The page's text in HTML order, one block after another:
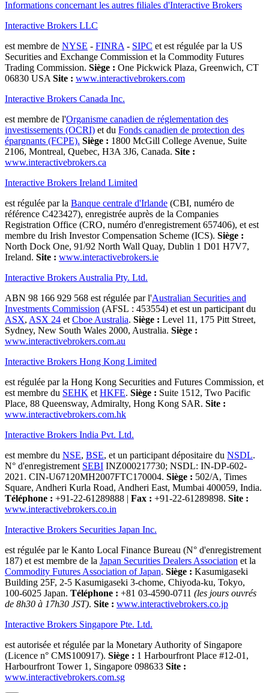
Informations concernant les autres filiales d'Interactive Brokers
Interactive Brokers LLC
est membre de NYSE - FINRA - SIPC et est régulée par la US
Securities and Exchange Commission et la Commodity Futures
Trading Commission. Siège : One Pickwick Plaza, Greenwich, CT
06830 USA Site : www.interactivebrokers.com
Interactive Brokers Canada Inc.
est membre de l'Organisme canadien de réglementation des
investissements (OCRI) et du Fonds canadien de protection des
épargnants (FCPE). Siège : 1800 McGill College Avenue, Suite
2106, Montreal, Quebec, H3A 3J6, Canada. Site :
www.interactivebrokers.ca
Interactive Brokers Ireland Limited
est régulée par la Banque centrale d'Irlande (CBI, numéro de
référence C423427), enregistrée auprès de la Companies
Registration Office (CRO, numéro d'enregistrement 657406), et est
membre du Irish Investor Compensation Scheme (ICS). Siège :
North Dock One, 91/92 North Wall Quay, Dublin 1 D01 H7V7,
Ireland. Site : www.interactivebrokers.ie
Interactive Brokers Australia Pty. Ltd.
ABN 98 166 929 568 est régulée par l'Australian Securities and
Investments Commission (AFSL : 453554) et est un participant du
ASX, ASX 24 et Cboe Australia. Siège : Level 11, 175 Pitt Street,
Sydney, New South Wales 2000, Australia. Siège :
www.interactivebrokers.com.au
Interactive Brokers Hong Kong Limited
est régulée par la Hong Kong Securities and Futures Commission, et
est membre du SEHK et HKFE. Siège : Suite 1512, Two Pacific
Place, 88 Queensway, Admiralty, Hong Kong SAR. Site :
www.interactivebrokers.com.hk
Interactive Brokers India Pvt. Ltd.
est membre du NSE, BSE, et un participant dépositaire du NSDL.
N° d'enregistrement SEBI INZ000217730; NSDL: IN-DP-602-
2021. CIN-U67120MH2007FTC170004. Siège : 502/A, Times
Square, Andheri Kurla Road, Andheri East, Mumbai 400059, India.
Téléphone : +91-22-61289888 | Fax : +91-22-61289898. Site :
www.interactivebrokers.co.in
Interactive Brokers Securities Japan Inc.
est régulée par le Kanto Local Finance Bureau (N° d'enregistrement
187) et est membre de la Japan Securities Dealers Association et la
Commodity Futures Association of Japan. Siège : Kasumigaseki
Building 25F, 2-5 Kasumigaseki 3-chome, Chiyoda-ku, Tokyo,
100-6025 Japan. Téléphone : +81 03-4590-0711 (les jours ouvrés
de 8h30 à 17h30 JST). Site : www.interactivebrokers.co.jp
Interactive Brokers Singapore Pte. Ltd.
est autorisée et régulée par la Monetary Authority of Singapore
(Licence n° CMS100917). Siège : 1 Harbourfront Place #12-01,
Harbourfront Tower 1, Singapore 098633 Site :
www.interactivebrokers.com.sg